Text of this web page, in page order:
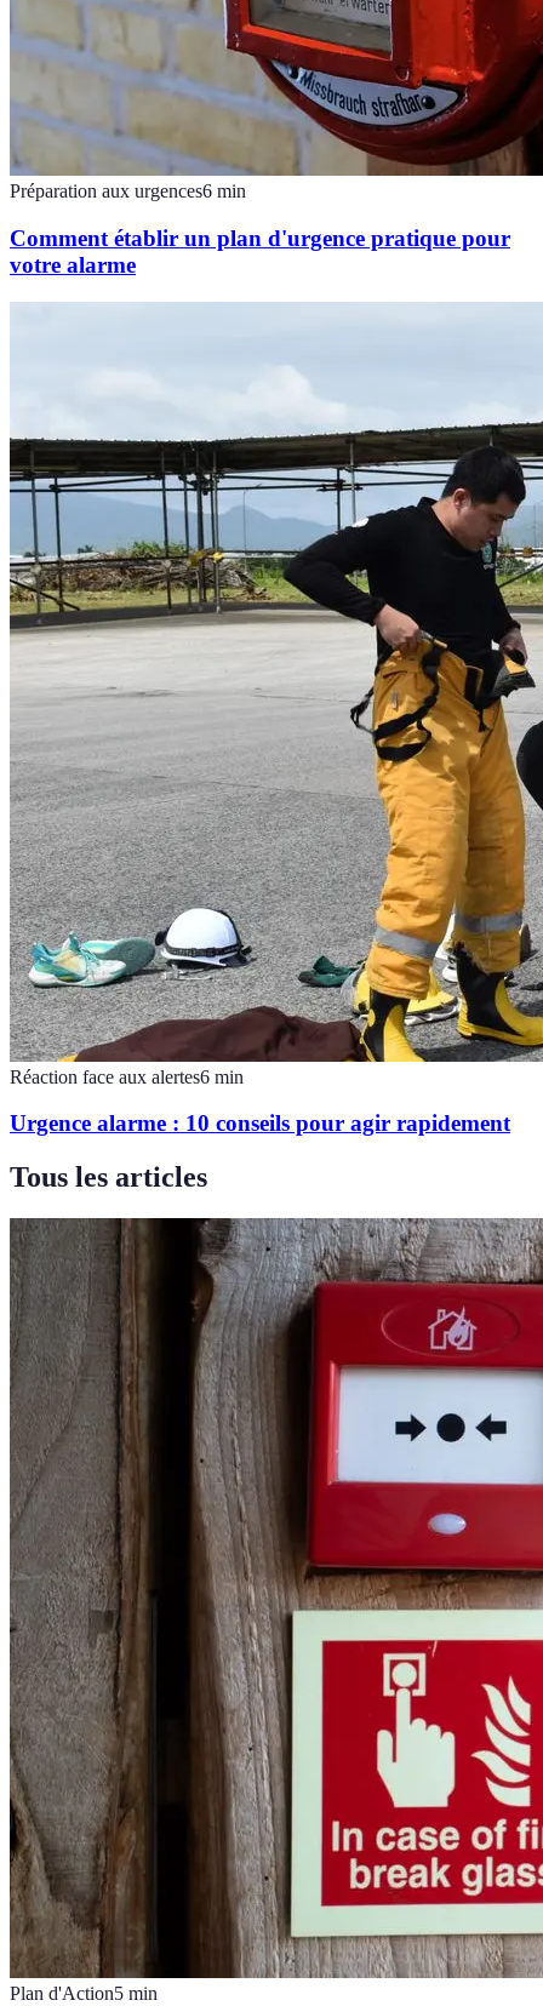
Préparation aux urgences6 min
Comment établir un plan d'urgence pratique pour
votre alarme
Réaction face aux alertes6 min
Urgence alarme : 10 conseils pour agir rapidement
Tous les articles
Plan d'Action5 min